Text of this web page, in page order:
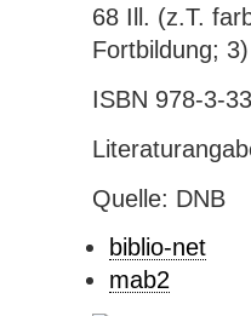
68 Ill. (z.T.
Fortbildung; 3)
ISBN 978-3-
Quelle: DNB
biblio-net
mab2